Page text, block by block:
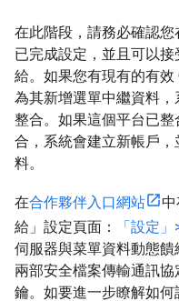
在此階段，請務必確認您
已完成設定，並且可以
給。如果您有現有的有效
為其新增選單中繼資料
整合。如果這個平台已
合，系統會建立新帳戶
料。
在合作夥伴入口網站
給」設定頁面：
「設定
伺服器與菜單資料動態饋
兩部安全檔案傳輸通訊
鑰。如要進一步瞭解如